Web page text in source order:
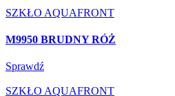
SZKŁO AQUAFRONT
M9950 BRUDNY RÓŻ
Sprawdź
SZKŁO AQUAFRONT